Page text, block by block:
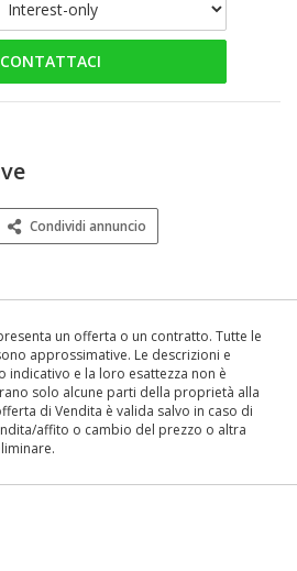
CONTATTACI
Condividi annuncio
un offerta o un contratto. Tutte le
approssimative. Le descrizioni e
indicativo e la loro esattezza non è
solo alcune parti della proprietà alla
di Vendita è valida salvo in caso di
affito o cambio del prezzo o altra